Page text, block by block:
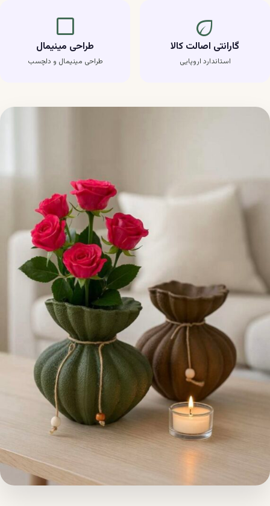
eco
گارانتی اصالت کالا
استاندارد اروپایی
crop_square
طراحی مینیمال
طراحی مینیمال و دلچسب